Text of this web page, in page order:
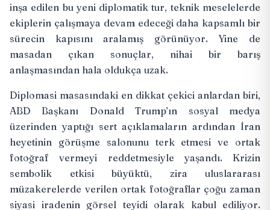
inşa edilen bu yeni diplomatik tur, teknik meselelerde
ekiplerin çalışmaya devam edeceği daha kapsamlı bir
sürecin kapısını aralamış görünüyor. Yine de
masadan çıkan sonuçlar, nihai bir barış
anlaşmasından hala oldukça uzak.
Diplomasi masasındaki en dikkat çekici anlardan biri,
ABD Başkanı Donald Trump’ın sosyal medya
üzerinden yaptığı sert açıklamaların ardından İran
heyetinin görüşme salonunu terk etmesi ve ortak
fotoğraf vermeyi reddetmesiyle yaşandı. Krizin
sembolik etkisi büyüktü, zira uluslararası
müzakerelerde verilen ortak fotoğraflar çoğu zaman
siyasi iradenin görsel teyidi olarak kabul ediliyor.